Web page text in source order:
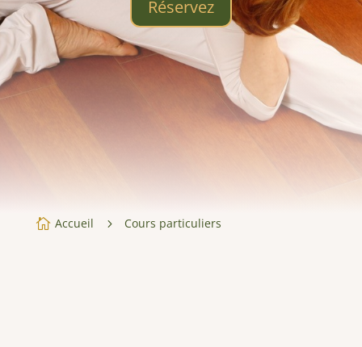
Réservez
 Accueil 5 Cours particuliers